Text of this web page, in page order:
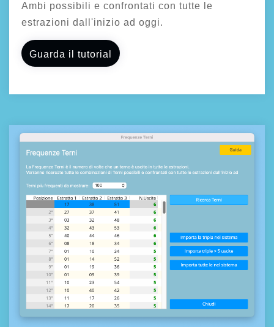
Ambi possibili e confrontati con tutte le
estrazioni dall'inizio ad oggi.